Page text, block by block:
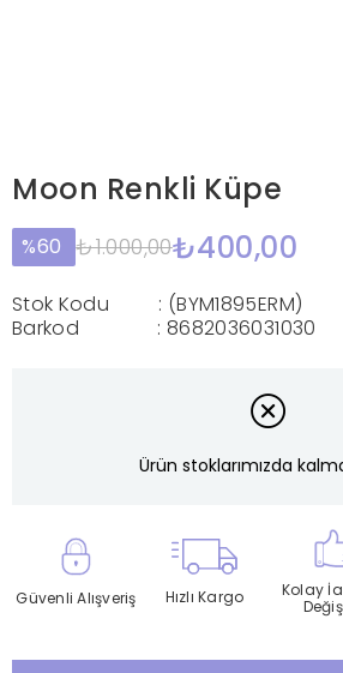
Moon Renkli Küpe
60 ₺1.000,00₺400,00
Stok Kodu
(BYM1895ERM)
Barkod
: 8682036031030
Ürün stoklarımızda
Güvenli Alışveriş Hızlı Kargo
Kolay